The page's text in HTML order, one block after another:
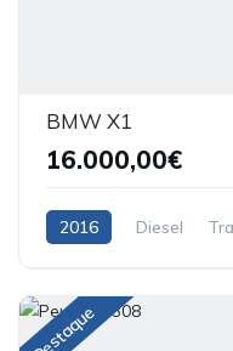
BMW X1
16.000,00€
2016 Diesel
Destaque